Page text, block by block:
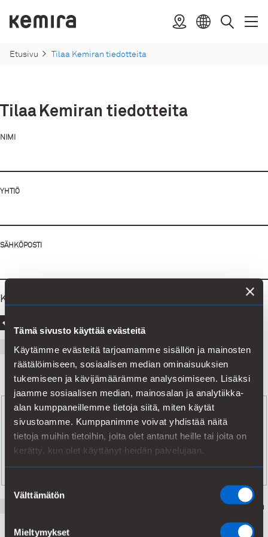
Tämä sivusto käyttää evästeitä
Käytämme evästeitä tarjoamamme sisällön ja mainosten
räätälöimiseen, sosiaalisen median ominaisuuksien
tukemiseen ja kävijämäärämme analysoimiseen. Lisäksi
jaamme sosiaalisen median, mainosalan ja analytiikka-
alan kumppaneillemme tietoja siitä, miten käytät
sivustoamme. Kumppanimme voivat yhdistää näitä
tietoja muihin tietoihin, joita olet antanut heille tai joita on
kerätty, kun olet käyttänyt heidän palvelujaan.
Suostumuksen
valinta
Välttämätön
Mieltymykset
sisältöön
Kemira SijaintiValitseHaku
Avaa
Sulje
Etusivu
Tilaa Kemiran tiedotteita
Tilaa Kemiran tiedotteita
NIMI
YHTIÖ
SÄHKÖPOSTI
Kieli
Suomi
Valitse kategoria
Lehdistötiedotteet
Pörssitiedotteet
Kemiran tietosuojalausekkeen